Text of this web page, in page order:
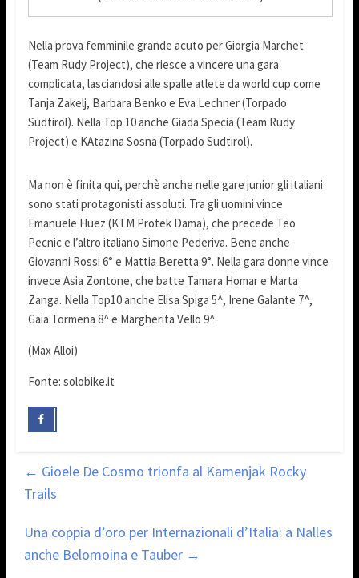
Nella prova femminile grande acuto per Giorgia Marchet
(Team Rudy Project), che riesce a vincere una gara
complicata, lasciandosi alle spalle atlete da world cup come
Tanja Zakelj, Barbara Benko e Eva Lechner (Torpado
Sudtirol). Nella Top 10 anche Giada Specia (Team Rudy
Project) e KAtazina Sosna (Torpado Sudtirol).
Ma non è finita qui, perchè anche nelle gare junior gli italiani
sono stati protagonisti assoluti. Tra gli uomini vince
Emanuele Huez (KTM Protek Dama), che precede Teo
Pecnic e l’altro italiano Simone Pederiva. Bene anche
Giovanni Rossi 6° e Mattia Beretta 9°. Nella gara donne vince
invece Asia Zontone, che batte Tamara Homar e Marta
Zanga. Nella Top10 anche Elisa Spiga 5^, Irene Galante 7^,
Gaia Tormena 8^ e Margherita Vello 9^.
(Max Alloi)
Fonte: solobike.it
← Gioele De Cosmo trionfa al Kamenjak Rocky
Trails
Una coppia d’oro per Internazionali d’Italia: a Nalles
anche Belomoina e Tauber →